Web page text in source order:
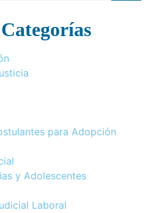
para Adopción
y Adolescentes
Laboral